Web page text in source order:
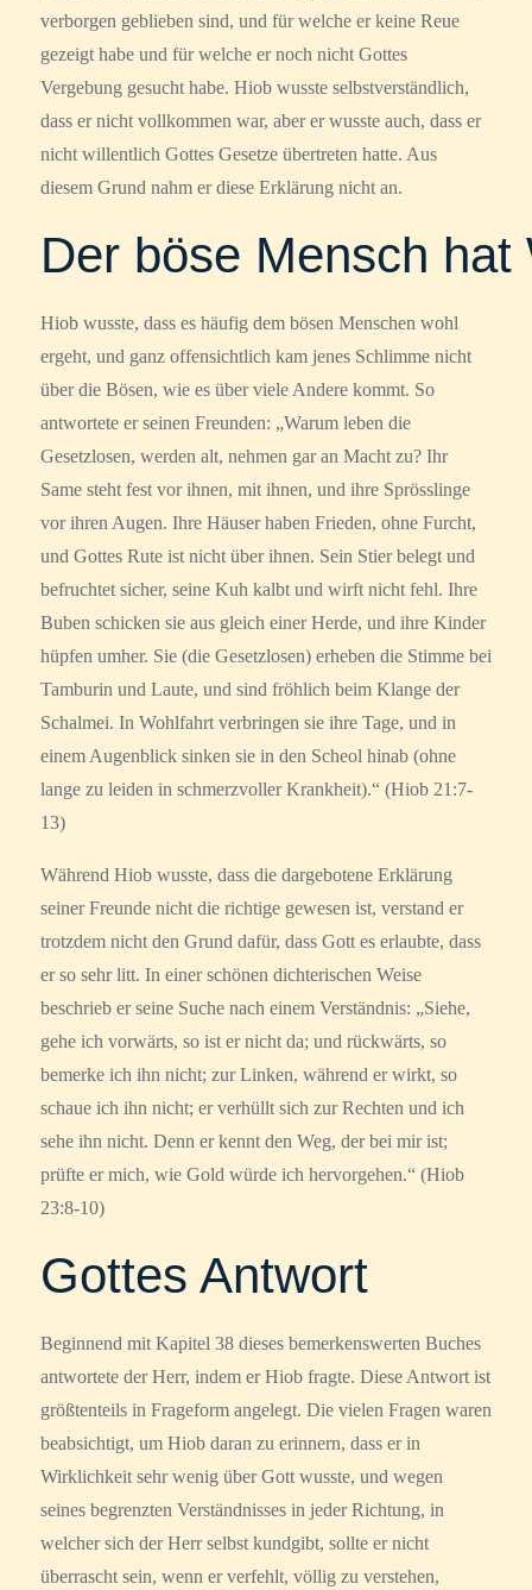
verborgen geblieben sind, und für welche er keine Reue
gezeigt habe und für welche er noch nicht Gottes
Vergebung gesucht habe. Hiob wusste selbstverständlich,
dass er nicht vollkommen war, aber er wusste auch, dass er
nicht willentlich Gottes Gesetze übertreten hatte. Aus
diesem Grund nahm er diese Erklärung nicht an.
Der böse Mensch hat
Hiob wusste, dass es häufig dem bösen Menschen wohl
ergeht, und ganz offensichtlich kam jenes Schlimme nicht
über die Bösen, wie es über viele Andere kommt. So
antwortete er seinen Freunden: „Warum leben die
Gesetzlosen, werden alt, nehmen gar an Macht zu? Ihr
Same steht fest vor ihnen, mit ihnen, und ihre Sprösslinge
vor ihren Augen. Ihre Häuser haben Frieden, ohne Furcht,
und Gottes Rute ist nicht über ihnen. Sein Stier belegt und
befruchtet sicher, seine Kuh kalbt und wirft nicht fehl. Ihre
Buben schicken sie aus gleich einer Herde, und ihre Kinder
hüpfen umher. Sie (die Gesetzlosen) erheben die Stimme bei
Tamburin und Laute, und sind fröhlich beim Klange der
Schalmei. In Wohlfahrt verbringen sie ihre Tage, und in
einem Augenblick sinken sie in den Scheol hinab (ohne
lange zu leiden in schmerzvoller Krankheit).“ (Hiob 21:7-
13)
Während Hiob wusste, dass die dargebotene Erklärung
seiner Freunde nicht die richtige gewesen ist, verstand er
trotzdem nicht den Grund dafür, dass Gott es erlaubte, dass
er so sehr litt. In einer schönen dichterischen Weise
beschrieb er seine Suche nach einem Verständnis: „Siehe,
gehe ich vorwärts, so ist er nicht da; und rückwärts, so
bemerke ich ihn nicht; zur Linken, während er wirkt, so
schaue ich ihn nicht; er verhüllt sich zur Rechten und ich
sehe ihn nicht. Denn er kennt den Weg, der bei mir ist;
prüfte er mich, wie Gold würde ich hervorgehen.“ (Hiob
23:8-10)
Gottes Antwort
Beginnend mit Kapitel 38 dieses bemerkenswerten Buches
antwortete der Herr, indem er Hiob fragte. Diese Antwort ist
größtenteils in Frageform angelegt. Die vielen Fragen waren
beabsichtigt, um Hiob daran zu erinnern, dass er in
Wirklichkeit sehr wenig über Gott wusste, und wegen
seines begrenzten Verständnisses in jeder Richtung, in
welcher sich der Herr selbst kundgibt, sollte er nicht
überrascht sein, wenn er verfehlt, völlig zu verstehen,